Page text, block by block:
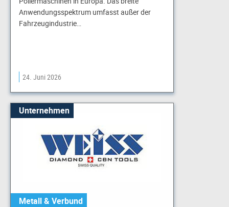
Anwendungsspektrum umfasst außer der
Fahrzeugindustrie…
24. Juni 2026
Unternehmen
Metall & Verbund